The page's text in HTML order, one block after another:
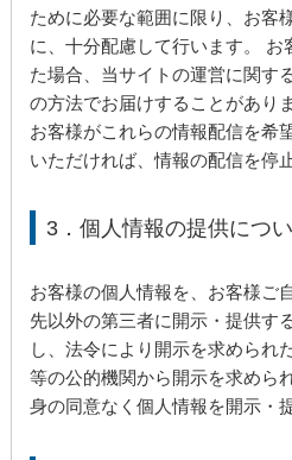
ために必要な範囲に限り、お客
に、十分配慮して行います。
た場合、当サイトの運営に関す
の方法でお届けすることがありま
お客様がこれらの情報配信を希
いただければ、情報の配信を停
3．個人情報の提供につ
お客様の個人情報を、お客様ご
先以外の第三者に開示・提供す
し、法令により開示を求められ
等の公的機関から開示を求めら
身の同意なく個人情報を開示・